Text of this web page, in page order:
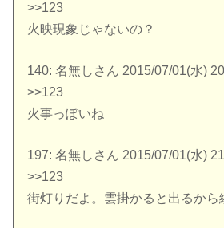
>>123
火映現象じゃないの？
140: 名無しさん 2015/07/01(水)
>>123
火事っぽいね
197: 名無しさん 2015/07/01(水)
>>123
街灯りだよ。雲掛かると出るから